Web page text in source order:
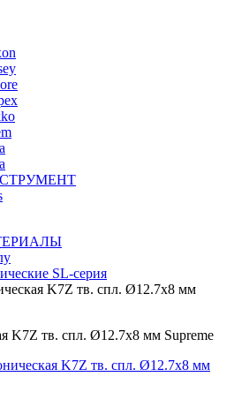
SL-серия
K7Z тв. спл. Ø12.7х8 мм
K7Z тв. спл. Ø12.7х8 мм Supreme